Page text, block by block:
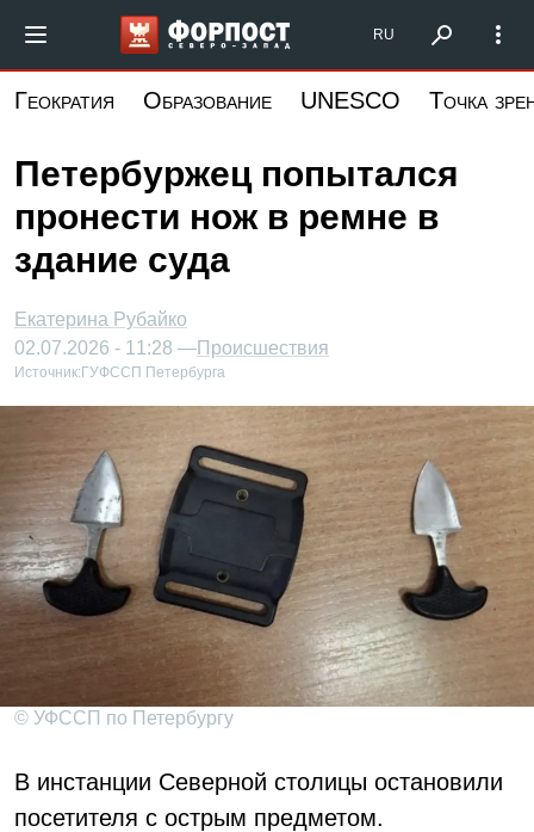
основному
Форпост Северо-Запад
RU
Геократия Образование UNESCO Точка
Петербуржец попытался
пронести нож в ремне в
здание суда
Екатерина Рубайко
02.07.2026 - 11:28 —Происшествия
Источник: ГУФССП Петербурга
© УФССП по Петербургу
В инстанции Северной столицы остановили
посетителя с острым предметом.